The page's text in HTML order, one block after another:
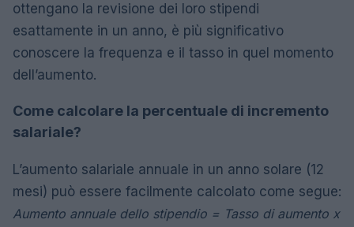
ottengano la revisione dei loro stipendi
esattamente in un anno, è più significativo
conoscere la frequenza e il tasso in quel momento
dell’aumento.
Come calcolare la percentuale di incremento
salariale?
L’aumento salariale annuale in un anno solare (12
mesi) può essere facilmente calcolato come segue:
Aumento annuale dello stipendio = Tasso di aumento x